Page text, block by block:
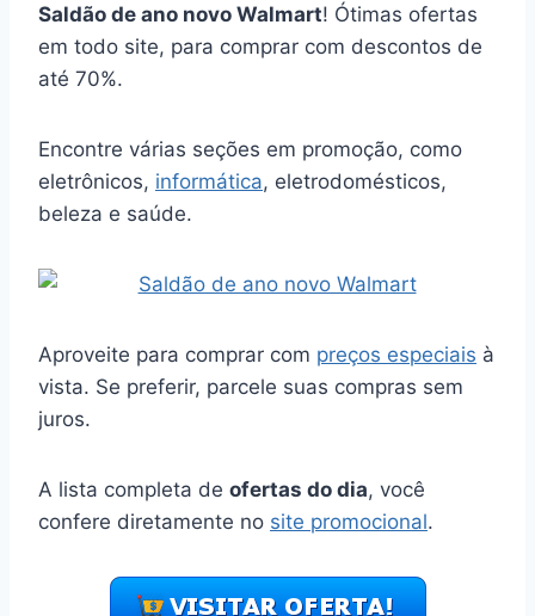
Saldão de ano novo Walmart! Ótimas ofertas
em todo site, para comprar com descontos de
até 70%.
Encontre várias seções em promoção, como
eletrônicos, informática, eletrodomésticos,
beleza e saúde.
Aproveite para comprar com preços especiais à
vista. Se preferir, parcele suas compras sem
juros.
A lista completa de ofertas do dia, você
confere diretamente no site promocional.